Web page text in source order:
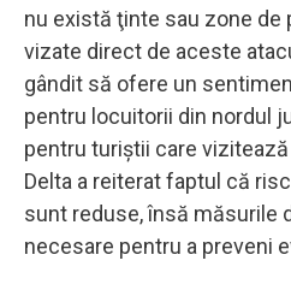
nu există ţinte sau zone de
vizate direct de aceste
gândit să ofere un
pentru locuitorii din nordul
pentru turiştii care
Delta a reiterat faptul că
sunt reduse, însă măsurile
necesare pentru a preveni